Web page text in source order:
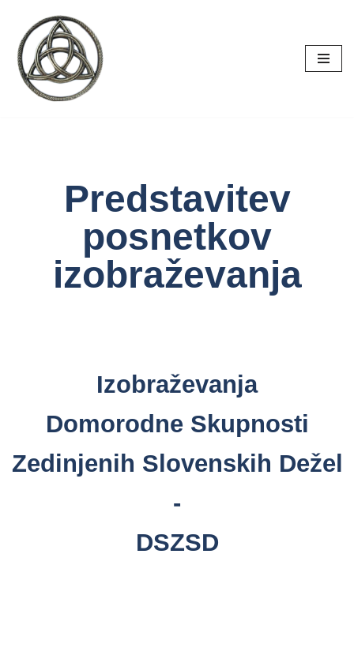
Skoči
na
vsebino
Predstavitev
posnetkov
izobraževanja
Izobraževanja
Domorodne Skupnosti
Zedinjenih Slovenskih Dežel
-
DSZSD